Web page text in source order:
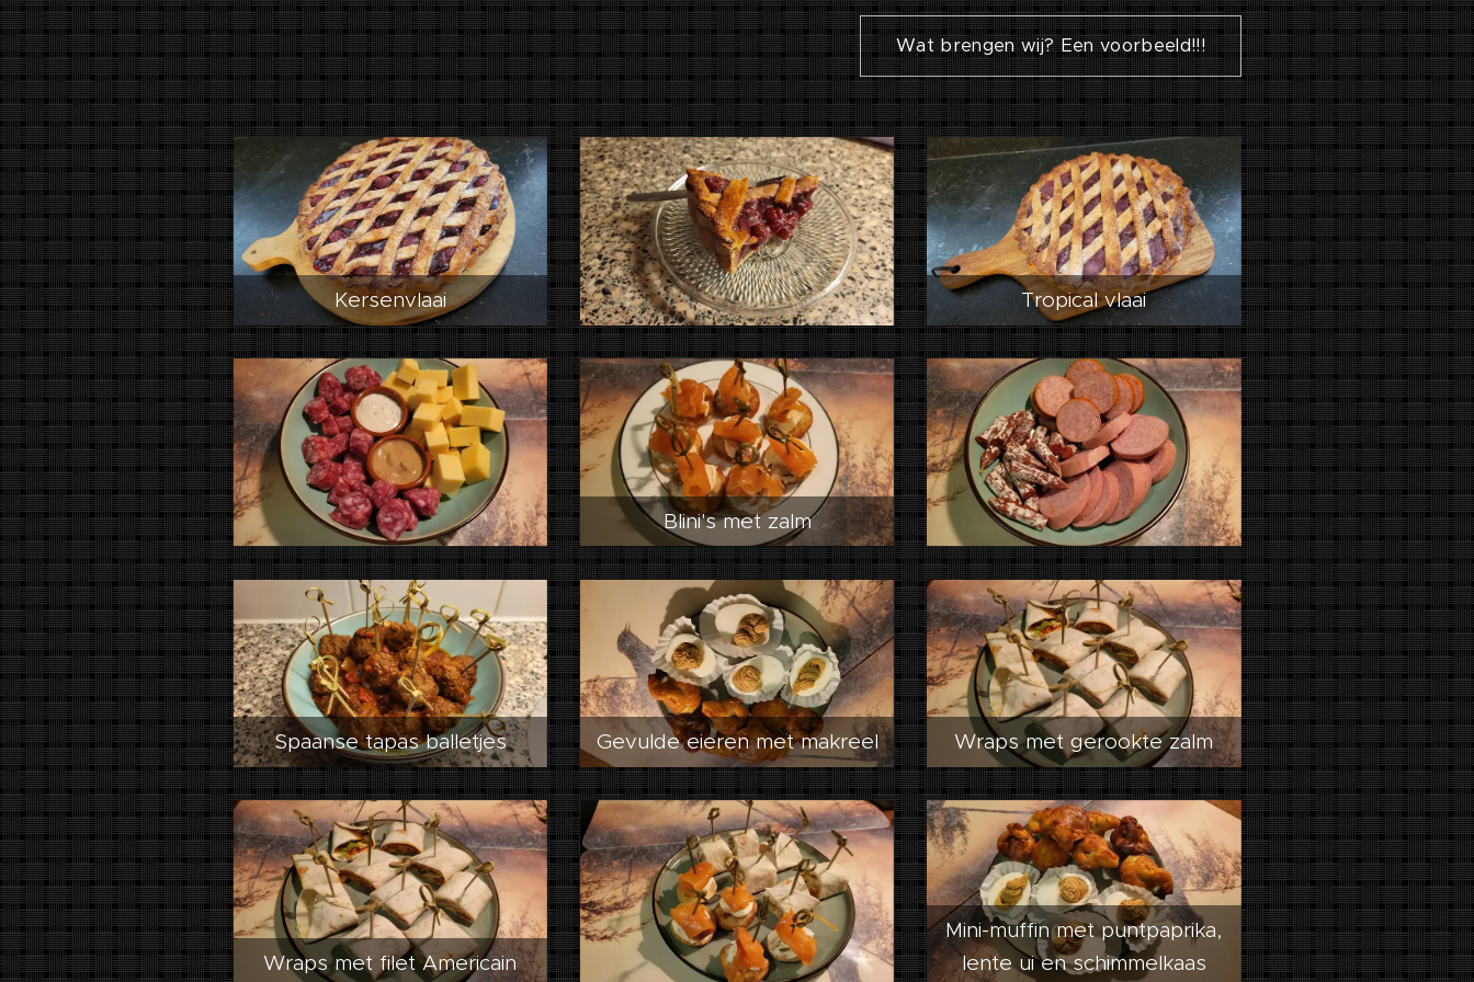
Wat brengen wij? Een voorbeeld!!!
Kersenvlaai Tropical vlaai
Blini's met zalm
Spaanse tapas balletjes Gevulde eieren met makreel Wraps met gerookte zalm
Wraps met filet Americain
Mini-muffin met puntpaprika,
lente ui en schimmelkaas